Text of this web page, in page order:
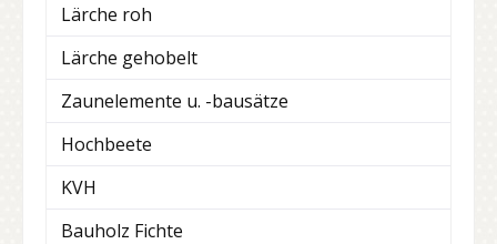
Lärche roh
Lärche gehobelt
Zaunelemente u. -bausätze
Hochbeete
KVH
Bauholz Fichte